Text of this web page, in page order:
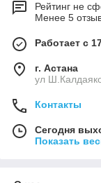
Рейтинг не
Менее 5
Работает с
г. Астана
ул
Контакты
Сегодня
Показать